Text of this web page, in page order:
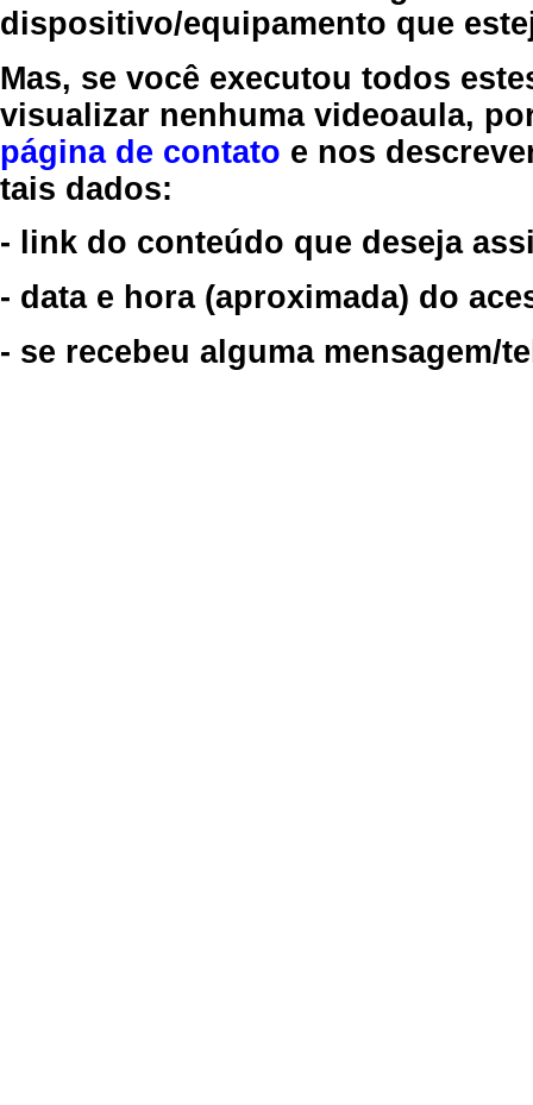
dispositivo/equipamento que
Mas, se você executou todos
visualizar nenhuma videoaula,
página de contato e nos
tais dados:
- link do conteúdo que deseja
- data e hora (aproximada) do
- se recebeu alguma mensagem/